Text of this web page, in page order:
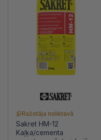
Ražotāja noliktavā
Sakret HM-12
Kaļķa/cementa